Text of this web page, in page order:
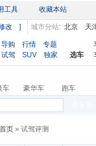
工具 收藏本站
改 ] 城市分站: 北京 天
导购 行情
专题
试驾 SUV 独家 选车
车 豪华车 跑车
页 » 试驾评测